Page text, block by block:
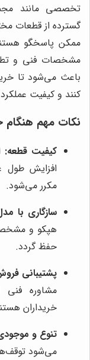
تخصصی مانند
گسترده از قطعات
ممکن پاسخگو
مشخصات فنی و
باعث می‌شود تا
کنند و کیفیت
نکات مهم هنگام
کیفیت قطعه:
افزایش طول
مکرر می‌شود.
سازگاری با
هپكو و
حفظ گردد.
پشتیبانی
مشاوره فنی
خریداران
تنوع و
می‌شود